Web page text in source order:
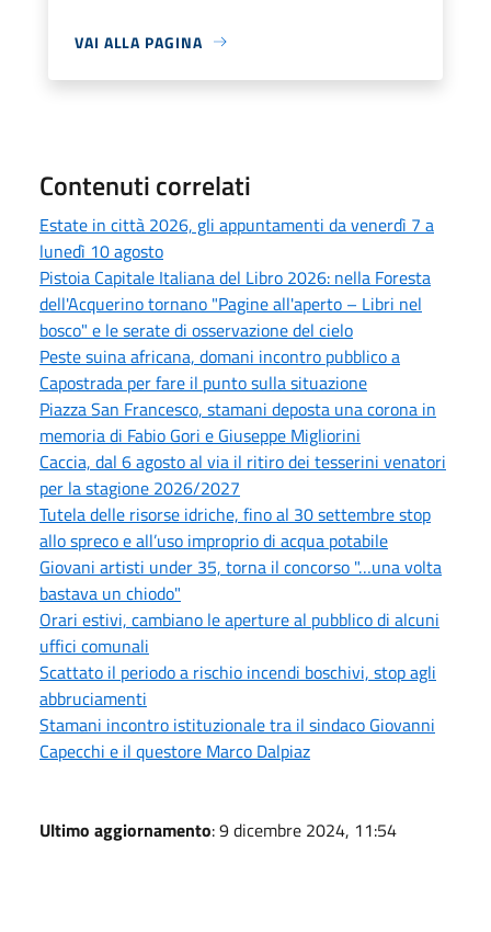
VAI ALLA PAGINA
Contenuti correlati
Estate in città 2026, gli appuntamenti da venerdì 7 a
lunedì 10 agosto
Pistoia Capitale Italiana del Libro 2026: nella Foresta
dell'Acquerino tornano "Pagine all'aperto – Libri nel
bosco" e le serate di osservazione del cielo
Peste suina africana, domani incontro pubblico a
Capostrada per fare il punto sulla situazione
Piazza San Francesco, stamani deposta una corona in
memoria di Fabio Gori e Giuseppe Migliorini
Caccia, dal 6 agosto al via il ritiro dei tesserini venatori
per la stagione 2026/2027
Tutela delle risorse idriche, fino al 30 settembre stop
allo spreco e all’uso improprio di acqua potabile
Giovani artisti under 35, torna il concorso "…una volta
bastava un chiodo"
Orari estivi, cambiano le aperture al pubblico di alcuni
uffici comunali
Scattato il periodo a rischio incendi boschivi, stop agli
abbruciamenti
Stamani incontro istituzionale tra il sindaco Giovanni
Capecchi e il questore Marco Dalpiaz
Ultimo aggiornamento: 9 dicembre 2024, 11:54